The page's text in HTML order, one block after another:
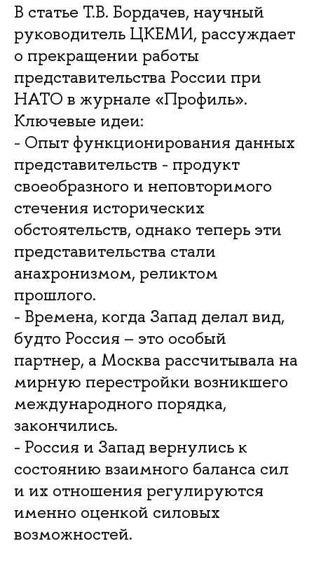
В статье Т.В. Бордачев, научный
руководитель ЦКЕМИ, рассуждает
о прекращении работы
представительства России при
НАТО в журнале «Профиль».
Ключевые идеи:
- Опыт функционирования данных
представительств - продукт
своеобразного и неповторимого
стечения исторических
обстоятельств, однако теперь эти
представительства стали
анахронизмом, реликтом
прошлого.
- Времена, когда Запад делал вид,
будто Россия – это особый
партнер, а Москва рассчитывала на
мирную перестройки возникшего
международного порядка,
закончились.
- Россия и Запад вернулись к
состоянию взаимного баланса сил
и их отношения регулируются
именно оценкой силовых
возможностей.